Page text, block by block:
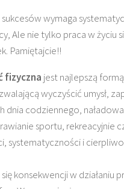
sukcesów wymaga
Ale nie tylko praca w życiu
Pamiętajcie!!
fizyczna jest najlepszą
wyczyścić umysł,
dnia codziennego,
sportu, rekreacyjnie
systematyczności i
konsekwencji w działaniu